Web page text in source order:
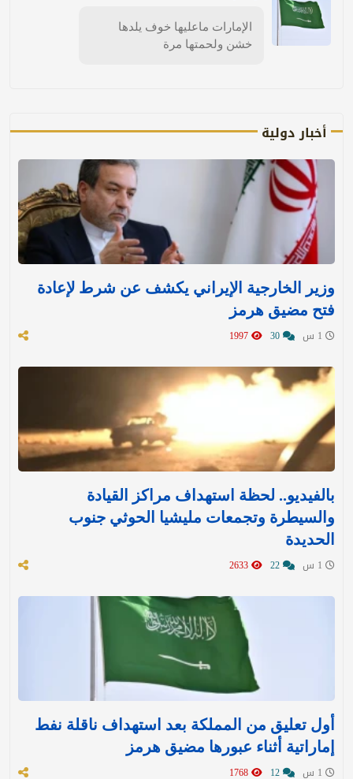
الإمارات ماعليها خوف يلدها
خشن ولحمتها مرة
أخبار دولية
وزير الخارجية الإيراني يكشف عن شرط لإعادة
فتح مضيق هرمز
بالفيديو.. لحظة استهداف مراكز القيادة
والسيطرة وتجمعات مليشيا الحوثي جنوب
الحديدة
أول تعليق من المملكة بعد استهداف ناقلة نفط
إماراتية أثناء عبورها مضيق هرمز